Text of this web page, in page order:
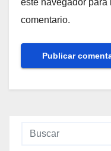
este navegador para
comentario.